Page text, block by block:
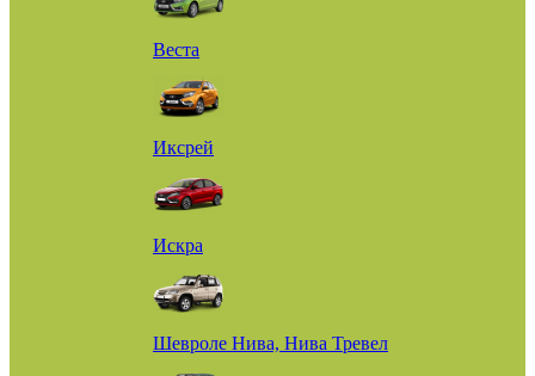
Веста
Иксрей
Искра
Шевроле Нива, Нива Тревел